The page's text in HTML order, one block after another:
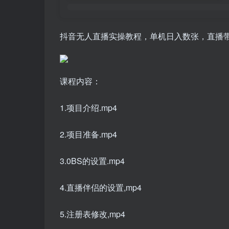
抖音无人直播实操教程，单机日入数张，直播
课程内容：
1.项目介绍.mp4
2.项目准备.mp4
3.0BS的设置.mp4
4.直播伴侣的设置,mp4
5.注册表修改,mp4